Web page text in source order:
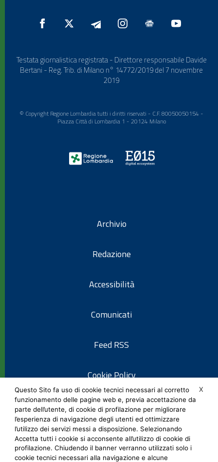
Testata giornalistica registrata - Direttore responsabile Davide
Bertani - Reg. Trib. di Milano n° 14772/2019 del 7 novembre
2019
© Copyright Regione Lombardia tutti i diritti riservati - C.F. 80050050154 -
Piazza Città di Lombardia 1 - 20124 Milano
Archivio
Redazione
Accessibilità
Comunicati
Feed RSS
Cookie Policy
Informativa privacy
Note legali
X
Questo Sito fa uso di cookie tecnici necessari al corretto
funzionamento delle pagine web e, previa accettazione da
parte dell’utente, di cookie di profilazione per migliorare
l’esperienza di navigazione degli utenti ed ottimizzare
l’utilizzo dei servizi messi a disposizione. Selezionando
Accetta tutti i cookie si acconsente all’utilizzo di cookie di
profilazione. Chiudendo il banner verranno utilizzati solo i
cookie tecnici necessari alla navigazione e alcune